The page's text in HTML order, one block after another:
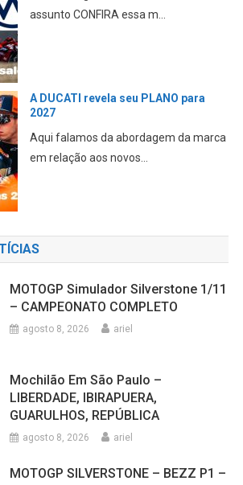
assunto CONFIRA essa m...
A DUCATI revela seu PLANO para
2027
Aqui falamos da abordagem da marca
em relação aos novos...
MOTOGP Simulador Silverstone 1/11
– CAMPEONATO COMPLETO
agosto 8, 2026 ariel
Mochilão Em São Paulo –
LIBERDADE, IBIRAPUERA,
GUARULHOS, REPÚBLICA
agosto 8, 2026 ariel
MOTOGP SILVERSTONE – BEZZ P1 –